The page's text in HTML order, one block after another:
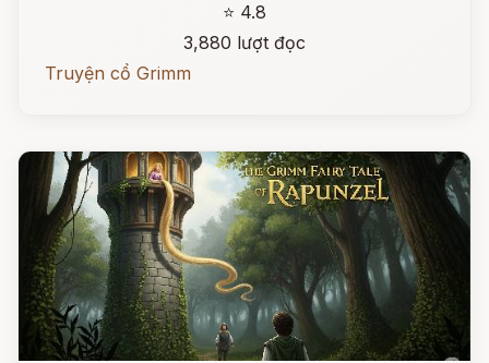
⭐ 4.8
3,880 lượt đọc
Truyện cổ Grimm